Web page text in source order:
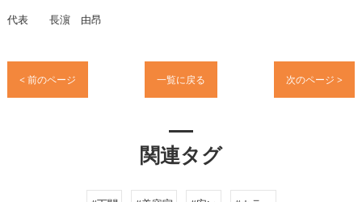
代表 長濵 由昂
< 前のページ 一覧に戻る 次のページ >
関連タグ